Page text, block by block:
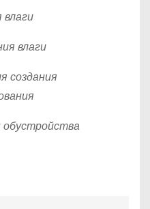
влаги
влаги
создания